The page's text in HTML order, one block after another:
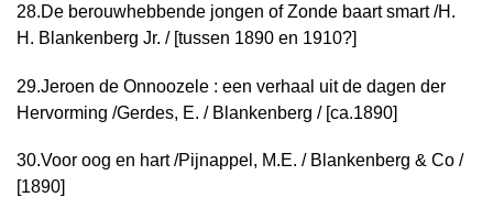
28.De berouwhebbende jongen of Zonde baart smart /H.
H. Blankenberg Jr. / [tussen 1890 en 1910?]
29. Jeroen de Onnoozele : een verhaal uit de dagen der
Hervorming /Gerdes, E. / Blankenberg / [ca.1890]
30.Voor oog en hart /Pijnappel, M.E. / Blankenberg & Co /
[1890]